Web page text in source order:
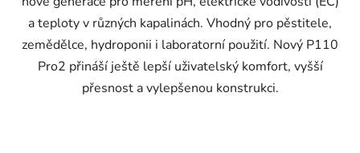
a teploty v různých kapalinách. Vhodný pro pěstitele,
zemědělce, hydroponii i laboratorní použití. Nový P110
Pro2 přináší ještě lepší uživatelský komfort, vyšší
přesnost a vylepšenou konstrukci.